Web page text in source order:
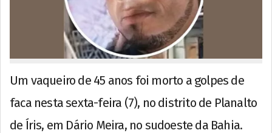
Um vaqueiro de 45 anos foi morto a golpes de
faca nesta sexta-feira (7), no distrito de Planalto
de Íris, em Dário Meira, no sudoeste da Bahia.